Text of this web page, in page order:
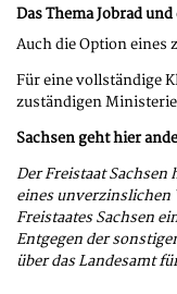
Das Thema Jobrad
Auch die Option eines
Für eine vollständige
zuständigen
Sachsen geht hier
Der Freistaat
eines unverzinslichen
Freistaates Sachsen
Entgegen der
über das Landesamt